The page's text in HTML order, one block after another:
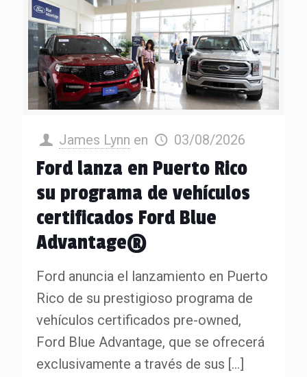
James Lynn en 03/08/2026
Ford lanza en Puerto Rico
su programa de vehículos
certificados Ford Blue
Advantage®
Ford anuncia el lanzamiento en Puerto
Rico de su prestigioso programa de
vehículos certificados pre-owned,
Ford Blue Advantage, que se ofrecerá
exclusivamente a través de sus […]